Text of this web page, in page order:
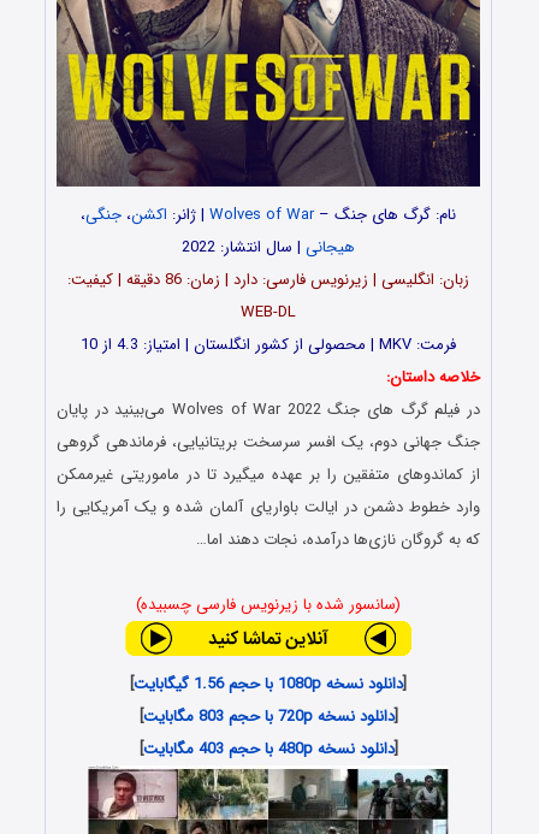
نام: گرگ های جنگ –Wolves of War | ژانر: اکشن، جنگی،
هیجانی | سال انتشار: 2022
زبان: انگلیسی | زیرنویس فارسی: دارد | زمان: 86 دقیقه | کیفیت:
WEB-DL
فرمت: MKV | محصولی از کشور انگلستان | امتیاز: 4.3 از 10
خلاصه داستان:
در فیلم گرگ های جنگ Wolves of War 2022 می‌بینید در پایان
جنگ جهانی دوم، یک افسر سرسخت بریتانیایی، فرماندهی گروهی
از کماندوهای متفقین را بر عهده می‎گیرد تا در ماموریتی غیرممکن
وارد خطوط دشمن در ایالت باواریای آلمان شده و یک آمریکایی را
که به گروگان نازی‌ها درآمده، نجات دهند اما…
(سانسور شده با زیرنویس فارسی چسبیده)
[دانلود نسخه 1080p با حجم 1.56 گیگابایت
]
[دانلود نسخه 720p با حجم 803 مگابایت
]
[دانلود نسخه 480p با حجم 403 مگابایت ]